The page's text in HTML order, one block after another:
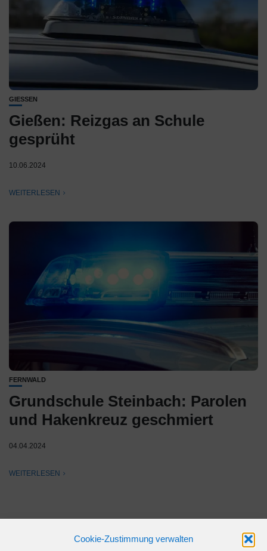
Cookie-Zustimmung verwalten
GIESSEN
Gießen: Reizgas an Schule
gesprüht
10.06.2024
WEITERLESEN
FERNWALD
Grundschule Steinbach: Parolen
und Hakenkreuz geschmiert
04.04.2024
WEITERLESEN